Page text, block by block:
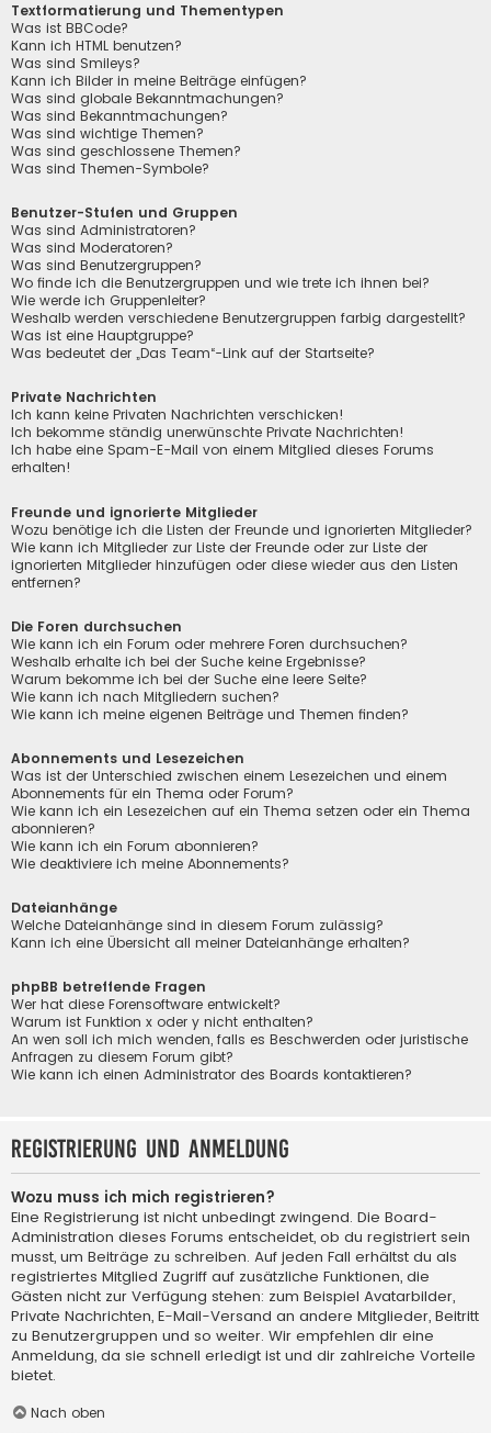
Textformatierung und Thementypen
Was ist BBCode?
Kann ich HTML benutzen?
Was sind Smileys?
Kann ich Bilder in meine Beiträge einfügen?
Was sind globale Bekanntmachungen?
Was sind Bekanntmachungen?
Was sind wichtige Themen?
Was sind geschlossene Themen?
Was sind Themen-Symbole?
Benutzer-Stufen und Gruppen
Was sind Administratoren?
Was sind Moderatoren?
Was sind Benutzergruppen?
Wo finde ich die Benutzergruppen und wie trete ich ihnen bei?
Wie werde ich Gruppenleiter?
Weshalb werden verschiedene Benutzergruppen farbig dargestellt?
Was ist eine Hauptgruppe?
Was bedeutet der „Das Team“-Link auf der Startseite?
Private Nachrichten
Ich kann keine Privaten Nachrichten verschicken!
Ich bekomme ständig unerwünschte Private Nachrichten!
Ich habe eine Spam-E-Mail von einem Mitglied dieses Forums
erhalten!
Freunde und ignorierte Mitglieder
Wozu benötige ich die Listen der Freunde und ignorierten Mitglieder?
Wie kann ich Mitglieder zur Liste der Freunde oder zur Liste der
ignorierten Mitglieder hinzufügen oder diese wieder aus den Listen
entfernen?
Die Foren durchsuchen
Wie kann ich ein Forum oder mehrere Foren durchsuchen?
Weshalb erhalte ich bei der Suche keine Ergebnisse?
Warum bekomme ich bei der Suche eine leere Seite?
Wie kann ich nach Mitgliedern suchen?
Wie kann ich meine eigenen Beiträge und Themen finden?
Abonnements und Lesezeichen
Was ist der Unterschied zwischen einem Lesezeichen und einem
Abonnements für ein Thema oder Forum?
Wie kann ich ein Lesezeichen auf ein Thema setzen oder ein Thema
abonnieren?
Wie kann ich ein Forum abonnieren?
Wie deaktiviere ich meine Abonnements?
Dateianhänge
Welche Dateianhänge sind in diesem Forum zulässig?
Kann ich eine Übersicht all meiner Dateianhänge erhalten?
phpBB betreffende Fragen
Wer hat diese Forensoftware entwickelt?
Warum ist Funktion x oder y nicht enthalten?
An wen soll ich mich wenden, falls es Beschwerden oder juristische
Anfragen zu diesem Forum gibt?
Wie kann ich einen Administrator des Boards kontaktieren?
Registrierung und Anmeldung
Wozu muss ich mich registrieren?
Eine Registrierung ist nicht unbedingt zwingend. Die Board-
Administration dieses Forums entscheidet, ob du registriert sein
musst, um Beiträge zu schreiben. Auf jeden Fall erhältst du als
registriertes Mitglied Zugriff auf zusätzliche Funktionen, die
Gästen nicht zur Verfügung stehen: zum Beispiel Avatarbilder,
Private Nachrichten, E-Mail-Versand an andere Mitglieder, Beitritt
zu Benutzergruppen und so weiter. Wir empfehlen dir eine
Anmeldung, da sie schnell erledigt ist und dir zahlreiche Vorteile
bietet.
Nach oben